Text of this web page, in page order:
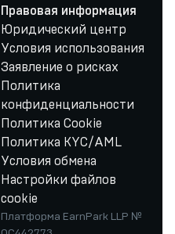
Правовая информация
Юридический центр
Условия использования
Заявление о рисках
Политика
конфиденциальности
Политика Cookie
Политика KYC/AML
Условия обмена
Настройки файлов
cookie
Платформа EarnPark LLP №